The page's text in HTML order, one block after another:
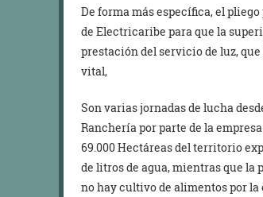
De forma más específica, el
de Electricaribe para que la
prestación del servicio de luz, que
vital,
Son varias jornadas de lucha
Ranchería por parte de la
69.000 Hectáreas del territorio
de litros de agua, mientras que la
no hay cultivo de alimentos por